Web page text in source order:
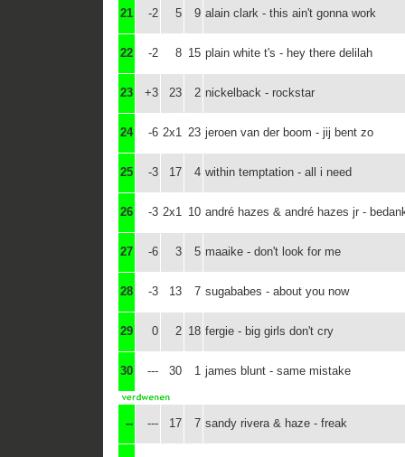
21 -2 5 9 alain clark - this ain't gonna work
22 -2 8 15 plain white t's - hey there delilah
23 +3 23 2 nickelback - rockstar
24 -6 2x1 23 jeroen van der boom - jij bent zo
25 -3 17 4 within temptation - all i need
26 -3 2x1 10 andré hazes & andré hazes jr -
27 -6 3 5 maaike - don't look for me
28 -3 13 7 sugababes - about you now
29 0 2 18 fergie - big girls don't cry
30 --- 30 1 james blunt - same mistake
-- --- 17 7 sandy rivera & haze - freak